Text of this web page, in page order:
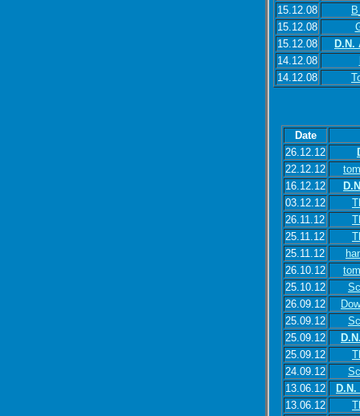
15.12.08
15.12.08
15.12.08
D.N.
14.12.08
14.12.08
Date
26.12.12
22.12.12
16.12.12
03.12.12
26.11.12
25.11.12
25.11.12
26.10.12
25.10.12
26.09.12
25.09.12
25.09.12
25.09.12
24.09.12
13.06.12
13.06.12